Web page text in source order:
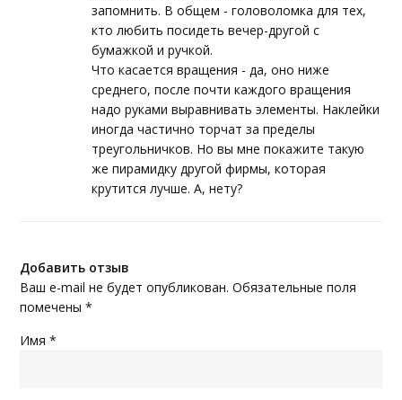
запомнить. В общем - головоломка для тех,
кто любить посидеть вечер-другой с
бумажкой и ручкой.
Что касается вращения - да, оно ниже
среднего, после почти каждого вращения
надо руками выравнивать элементы. Наклейки
иногда частично торчат за пределы
треугольничков. Но вы мне покажите такую
же пирамидку другой фирмы, которая
крутится лучше. А, нету?
Добавить отзыв
Ваш e-mail не будет опубликован. Обязательные поля
помечены*
Имя*